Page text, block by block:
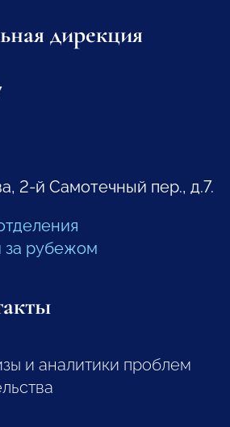
дирекция
2-й Самотечный пер., д.7.
за рубежом
и аналитики проблем